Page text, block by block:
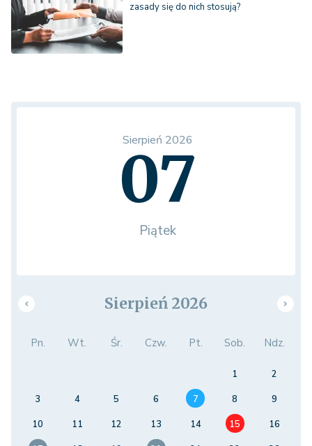
zasady się do nich stosują?
Sierpień 2026
07
Piątek
Sierpień 2026
Pn. Wt. Śr. Czw. Pt. Sob. Ndz.
1
2
3
4 5 6 7 8
9
10
11 12 13 14 15
16